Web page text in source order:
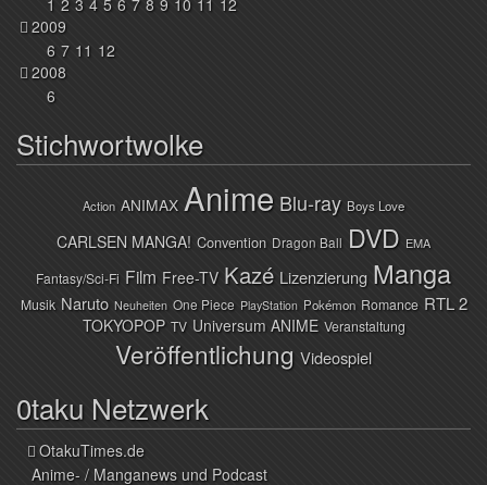
2009
6 7 11 12
2008
6
Stichwortwolke
Action ANIMAX Anime Blu-ray Boys Love
CARLSEN MANGA! Convention Dragon Ball DVD EMA
Fantasy/Sci-Fi Film Free-TV Kazé Lizenzierung Manga
Musik Naruto Neuheiten One Piece PlayStation Pokémon Romance RTL 2
TOKYOPOP TV Universum ANIME Veranstaltung
Veröffentlichung Videospiel
0taku Netzwerk
OtakuTimes.de
Anime- / Manganews und Podcast